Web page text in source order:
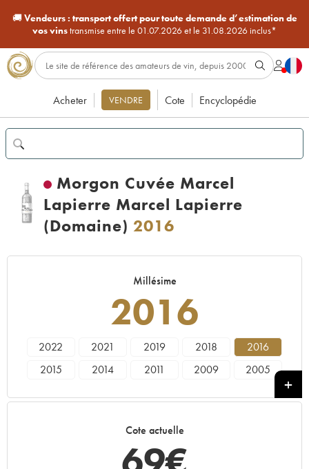
🚚Vendeurs : transport offert pour toute demande d’estimation de
vos vinstransmise entre le 01.07.2026 et le 31.08.2026 inclus*
Acheter VENDRE Cote Encyclopédie
Morgon Cuvée Marcel
Lapierre Marcel Lapierre
(Domaine) 2016
Millésime
2016
2022 2021 2019 2018
2016
2015
2014 2011 2009
2005
Cote actuelle